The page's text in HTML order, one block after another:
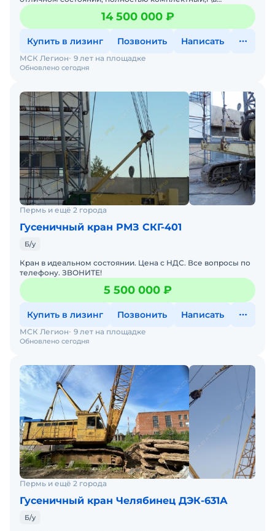
1986.Основная стрела 45м + маневровый гусек 30м/
Дополнительно
14 500 000 ₽
Купить в лизинг Позвонить Написать
Обновлено сегодня
МСК Легион 9 лет на площадке
Пермь и ещё 2 города
Гусеничный кран РМЗ СКГ-401
Б/у
Кран в идеальном состоянии. Цена с НДС. Все вопросы по
телефону. ЗВОНИТЕ!
5 500 000 ₽
Купить в лизинг Позвонить Написать
Обновлено сегодня
МСК Легион 9 лет на площадке
Пермь и ещё 2 города
Гусеничный кран Челябинец ДЭК-631А
Б/у